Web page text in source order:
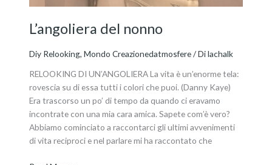
L’angoliera del nonno
Diy Relooking,Mondo Creazionedatmosfere/ Dilachalk
RELOOKING DI UN’ANGOLIERA La vita è un’enorme tela:
rovescia su di essa tutti i colori che puoi. (Danny Kaye)
Era trascorso un po’ di tempo da quando ci eravamo
incontrate con una mia cara amica. Sapete com’è vero?
Abbiamo cominciato a raccontarci gli ultimi avvenimenti
di vita reciproci e nel parlare mi ha raccontato che